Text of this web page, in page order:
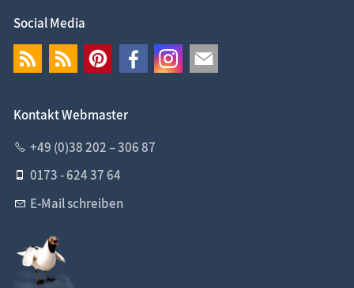
Social Media
Kontakt Webmaster
+49 (0)38 202 – 306 87
0173 - 624 37 64
E-Mail schreiben